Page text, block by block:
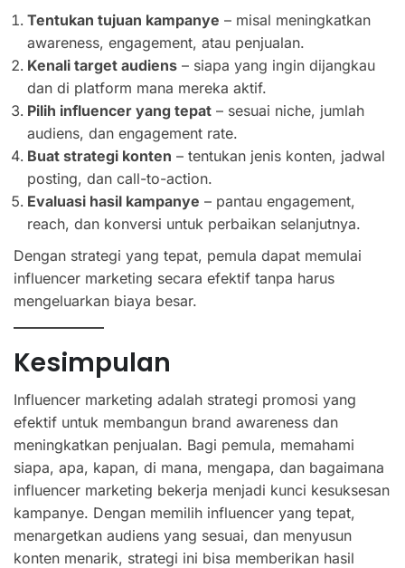
Tentukan tujuan kampanye – misal meningkatkan
awareness, engagement, atau penjualan.
Kenali target audiens – siapa yang ingin dijangkau
dan di platform mana mereka aktif.
Pilih influencer yang tepat – sesuai niche, jumlah
audiens, dan engagement rate.
Buat strategi konten – tentukan jenis konten, jadwal
posting, dan call-to-action.
Evaluasi hasil kampanye – pantau engagement,
reach, dan konversi untuk perbaikan selanjutnya.
Dengan strategi yang tepat, pemula dapat memulai
influencer marketing secara efektif tanpa harus
mengeluarkan biaya besar.
Kesimpulan
Influencer marketing adalah strategi promosi yang
efektif untuk membangun brand awareness dan
meningkatkan penjualan. Bagi pemula, memahami
siapa, apa, kapan, di mana, mengapa, dan bagaimana
influencer marketing bekerja menjadi kunci kesuksesan
kampanye. Dengan memilih influencer yang tepat,
menargetkan audiens yang sesuai, dan menyusun
konten menarik, strategi ini bisa memberikan hasil